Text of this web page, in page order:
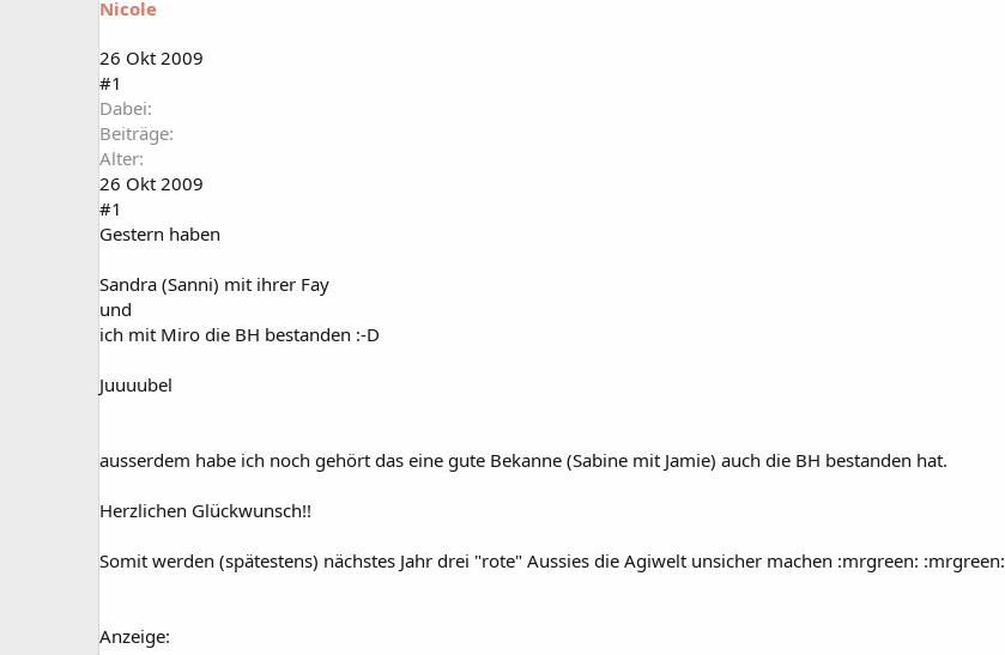
a
t
r
m
Nicole
26 Okt 2009
#1
Dabei
Beiträge
Alter
26 Okt 2009
#1
Gestern haben
Sandra (Sanni) mit ihrer Fay
und
ich mit Miro die BH bestanden :-D
Juuuubel
ausserdem habe ich noch gehört das eine gute Bekanne (Sabine mit Jamie) auch die BH bestanden hat.
Herzlichen Glückwunsch!!
Somit werden (spätestens) nächstes Jahr drei "rote" Aussies die Agiwelt unsicher machen :mrgreen: :mrgreen:
Anzeige: